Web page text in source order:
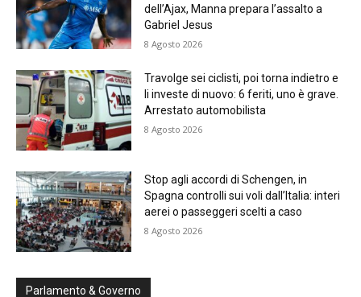
dell’Ajax, Manna prepara l’assalto a
Gabriel Jesus
8 Agosto 2026
Travolge sei ciclisti, poi torna indietro e
li investe di nuovo: 6 feriti, uno è grave.
Arrestato automobilista
8 Agosto 2026
Stop agli accordi di Schengen, in
Spagna controlli sui voli dall’Italia: interi
aerei o passeggeri scelti a caso
8 Agosto 2026
Parlamento & Governo